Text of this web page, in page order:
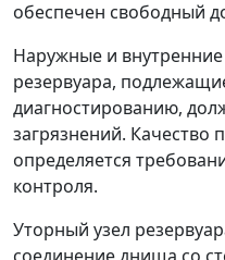
обеспечен свободный
Наружные и
резервуара,
диагностированию,
загрязнений. Качество
определяется
контроля.
Уторный узел